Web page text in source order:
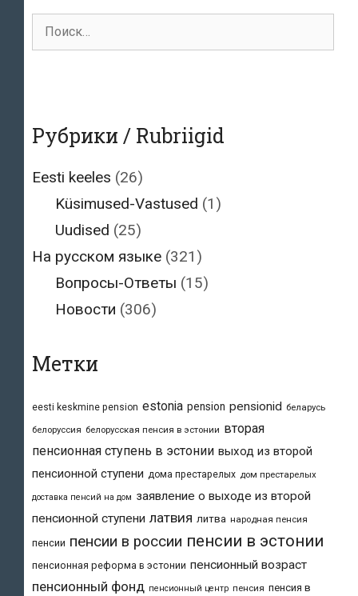
Поиск
для:
Рубрики / Rubriigid
Eesti keeles (26)
Küsimused-Vastused (1)
Uudised (25)
На русском языке (321)
Вопросы-Ответы (15)
Новости (306)
Метки
eesti keskmine pension estonia pension pensionid беларусь
белоруссия белорусская пенсия в эстонии вторая
пенсионная ступень в эстонии выход из второй
пенсионной ступени дома престарелых дом престарелых
доставка пенсий на дом заявление о выходе из второй
пенсионной ступени латвия литва народная пенсия
пенсии пенсии в россии пенсии в эстонии
пенсионная реформа в эстонии пенсионный возраст
пенсионный фонд пенсионный центр пенсия пенсия в